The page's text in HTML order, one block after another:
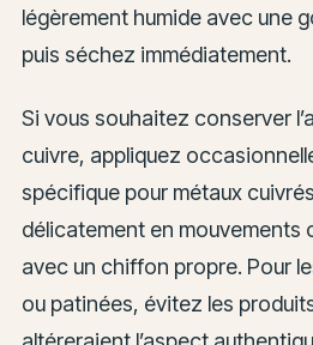
légèrement humide avec une
puis séchez immédiatement.
Si vous souhaitez conserver
cuivre, appliquez
spécifique pour métaux
délicatement en mouvements
avec un chiffon propre. Pour
ou patinées, évitez les